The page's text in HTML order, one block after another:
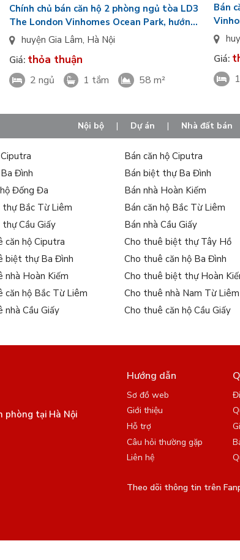
Chính chủ bán căn hộ 2 phòng ngủ tòa LD3
The London Vinhomes Ocean Park, hướng
Tây Nam giá tốt
huyện Gia Lâm, Hà Nội
Giá: thỏa thuận
2 ngủ 1 tắm 58 m²
Bán
view
Giá:
Nội bộ | Dự án | Nhà đất bán
Bán căn hộ Ciputra
Đình Bán biệt thự Ba Đình
Đống Đa Bán nhà Hoàn Kiếm
Bắc Từ Liêm Bán căn hộ Bắc Từ Liêm
Cầu Giấy Bán nhà Cầu Giấy
căn hộ Ciputra Cho thuê biệt thự Tây Hồ
biệt thự Ba Đình Cho thuê căn hộ Ba Đình
nhà Hoàn Kiếm Cho thuê biệt thự Hoàn
căn hộ Bắc Từ Liêm Cho thuê nhà Nam Từ Liêm
nhà Cầu Giấy Cho thuê căn hộ Cầu Giấy
phòng tại Hà Nội
Hướng dẫn
Sơ đồ web
Giới thiệu
Hỗ trợ
Câu hỏi thường gặp
Liên hệ
Theo dõi thông tin trên